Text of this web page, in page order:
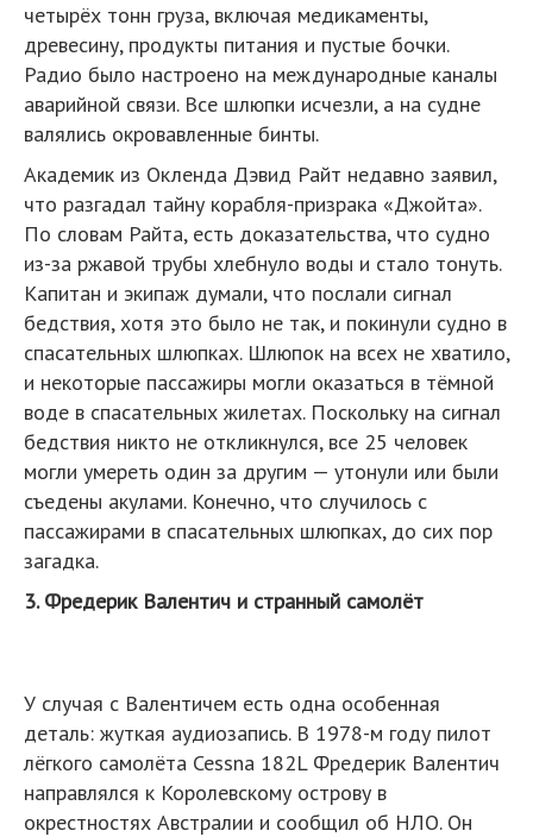
четырёх тонн груза, включая медикаменты,
древесину, продукты питания и пустые бочки.
Радио было настроено на международные каналы
аварийной связи. Все шлюпки исчезли, а на судне
валялись окровавленные бинты.
Академик из Окленда Дэвид Райт недавно заявил,
что разгадал тайну корабля-призрака «Джойта».
По словам Райта, есть доказательства, что судно
из-за ржавой трубы хлебнуло воды и стало тонуть.
Капитан и экипаж думали, что послали сигнал
бедствия, хотя это было не так, и покинули судно в
спасательных шлюпках. Шлюпок на всех не хватило,
и некоторые пассажиры могли оказаться в тёмной
воде в спасательных жилетах. Поскольку на сигнал
бедствия никто не откликнулся, все 25 человек
могли умереть один за другим — утонули или были
съедены акулами. Конечно, что случилось с
пассажирами в спасательных шлюпках, до сих пор
загадка.
3. Фредерик Валентич и странный самолёт
У случая с Валентичем есть одна особенная
деталь: жуткая аудиозапись. В 1978-м году пилот
лёгкого самолёта Cessna 182L Фредерик Валентич
направлялся к Королевскому острову в
окрестностях Австралии и сообщил об НЛО. Он